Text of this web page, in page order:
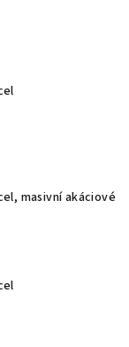
masivní akáciové